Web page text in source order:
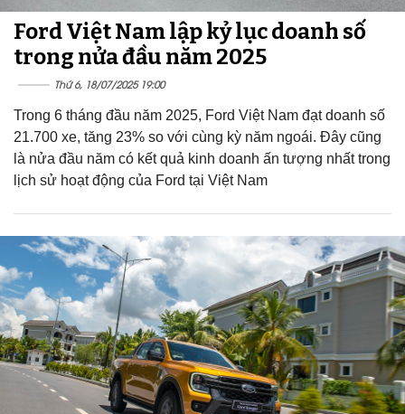
Ford Việt Nam lập kỷ lục doanh số
trong nửa đầu năm 2025
Thứ 6, 18/07/2025 19:00
Trong 6 tháng đầu năm 2025, Ford Việt Nam đạt doanh số
21.700 xe, tăng 23% so với cùng kỳ năm ngoái. Đây cũng
là nửa đầu năm có kết quả kinh doanh ấn tượng nhất trong
lịch sử hoạt động của Ford tại Việt Nam